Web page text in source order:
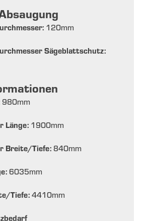
120mm
Sägeblattschutz:
980mm
Länge: 1900mm
Breite/Tiefe: 840mm
6035mm
Tiefe: 4410mm